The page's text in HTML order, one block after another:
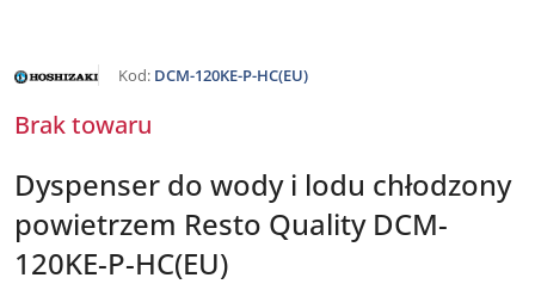
NAZWA
PRODUCENTA:Kod: DCM-120KE-P-HC(EU)
Brak towaru
Dyspenser do wody i lodu chłodzony
powietrzem Resto Quality DCM-
120KE-P-HC(EU)